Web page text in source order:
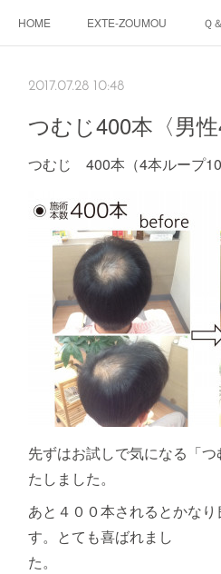
HOME EXTE-ZOUMOU Ｑ
2017.07.28 10:48
つむじ400本〈男性
つむじ 400本（4本ループ
先ずはお試しで気になる「
たしました。
あと４００本されるとかな
す。とても喜ばれまし
た